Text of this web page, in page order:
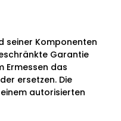
seiner Komponenten
Garantie
Ermessen das
ersetzen. Die
autorisierten